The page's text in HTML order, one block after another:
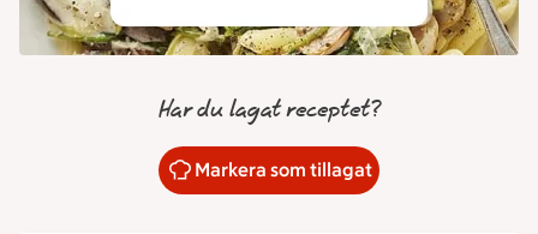
Har du lagat receptet?
Markera som tillagat